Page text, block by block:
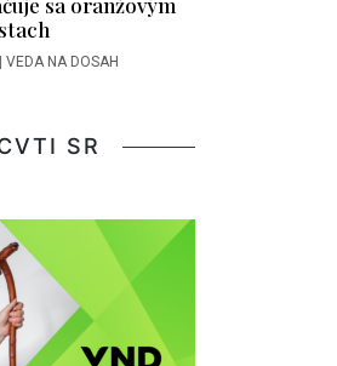
| VEDA NA DOSAH
SR